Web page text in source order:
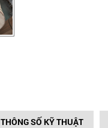
THÔNG SỐ KỸ THUẬT